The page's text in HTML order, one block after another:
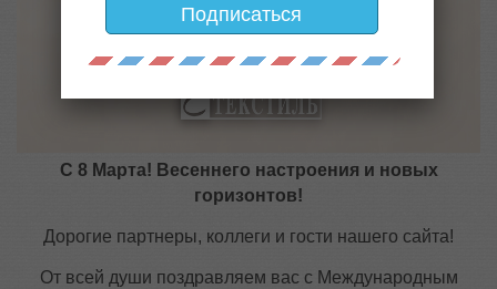
С 8 Марта! Весеннего настроения и новых
горизонтов!
Дорогие партнеры, коллеги и гости нашего сайта!
От всей души поздравляем вас с Международным
Подписаться